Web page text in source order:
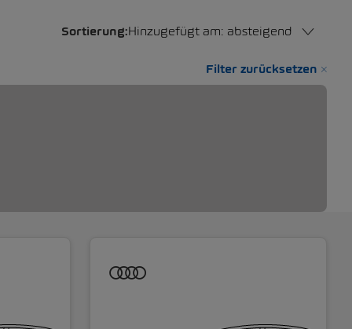
Sortierung:Hinzugefügt am: absteigend
Filter zurücksetzen